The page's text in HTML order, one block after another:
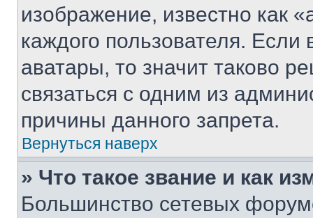
изображение, известно как
каждого пользователя.
аватары, то значит таково
связаться с одним из
причины данного запрета.
Вернуться наверх
» Что такое звание и как
Большинство сетевых